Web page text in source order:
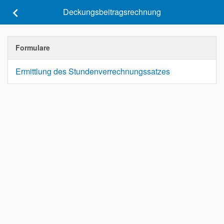
keyboard_arrow_left Deckungsbeitragsrechnung
Formulare
Ermittlung des Stundenverrechnungssatzes